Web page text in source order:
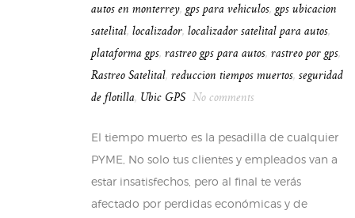
autos en monterrey, gps para vehiculos, gps ubicacion
satelital, localizador, localizador satelital para autos,
plataforma gps, rastreo gps para autos, rastreo por gps,
Rastreo Satelital, reduccion tiempos muertos, seguridad
de flotilla, Ubic GPS No comments
El tiempo muerto es la pesadilla de cualquier
PYME, No solo tus clientes y empleados van a
estar insatisfechos, pero al final te verás
afectado por perdidas económicas y de